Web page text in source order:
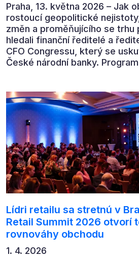
Praha, 13. května 2026 – Jak
rostoucí geopolitické
změn a proměňujícího se trhu
hledali finanční ředitelé a
CFO Congressu, který se
České národní banky.
automatizaci, leadership i
Lídri retailu sa stretnú v
Retail Summit 2026 otvorí
rovnováhy obchodu
1. 4. 2026